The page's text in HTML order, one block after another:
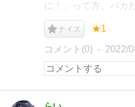
に！」って方、バカ
ナイス ★1
コメント(0) 2022/